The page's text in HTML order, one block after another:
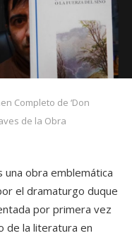
Completo de ‘Don
de la Obra
una obra emblemática
el dramaturgo duque
por primera vez
de la literatura en